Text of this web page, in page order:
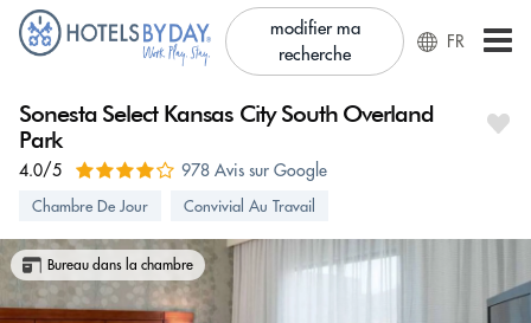
modifier ma
recherche
FR
Sonesta Select Kansas City South Overland
Park
4.0/5 978 Avis sur Google
Chambre De Jour Convivial Au Travail
Bureau dans la chambre